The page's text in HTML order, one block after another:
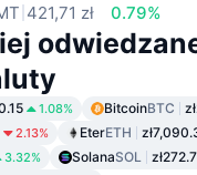
421,71 zł 0.79%
1.08% BitcoinBTC
2.13% EterETH
3.32% SolanaSOL